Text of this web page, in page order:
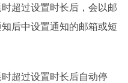
超过设置时长后，会以邮
后中设置通知的邮箱或短
超过设置时长后自动停